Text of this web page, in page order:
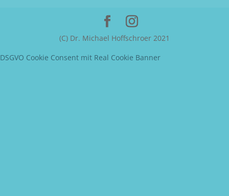
(C) Dr. Michael Hoffschroer 2021
DSGVO Cookie Consent mit Real Cookie Banner